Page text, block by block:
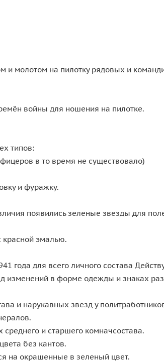
и молотом на пилотку рядовых и
войны для ношения на пилотке.
типов:
в то время не существовало)
и фуражку.
появились зеленые звезды для
красной эмалью.
года для всего личного состава
изменений в форме одежды и знаках
и нарукавных звезд у
и старшего комначсостава.
без кантов.
на окрашенные в зеленый цвет.